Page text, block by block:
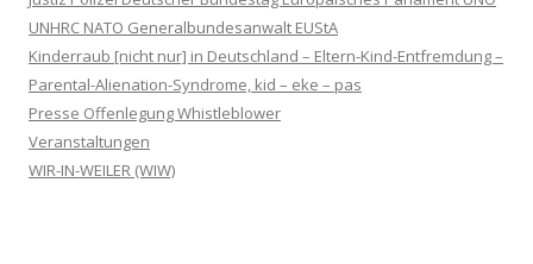
UNHRC NATO Generalbundesanwalt EUStA
Kinderraub [nicht nur] in Deutschland – Eltern-Kind-Entfremdung –
Parental-Alienation-Syndrome, kid – eke – pas
Presse Offenlegung Whistleblower
Veranstaltungen
WIR-IN-WEILER (WIW)